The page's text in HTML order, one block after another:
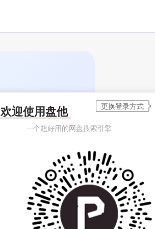
欢迎使用盘他
一个超好用的网盘搜索引擎